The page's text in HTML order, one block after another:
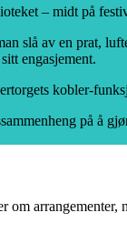
– midt på
slå av en prat,
engasjement.
kobler-
på å
om arrangementer,